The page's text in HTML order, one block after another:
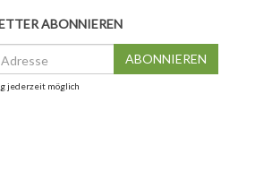
ABONNIEREN
ABONNIEREN
jederzeit möglich